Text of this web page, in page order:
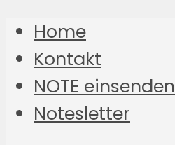
Home
Kontakt
NOTE einsenden
Notesletter